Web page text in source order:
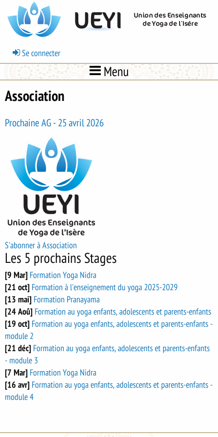
contenu
principal
UEYI
Union des Enseignants
de Yoga de l’Isère
Menu
du
compte
de
l'utilisateur
Se connecter
Menu
Association
Prochaine AG - 25 avril 2026
S'abonner à Association
Les 5 prochains Stages
[9 Mar] Formation Yoga Nidra
[21 oct] Formation à l'enseignement du yoga 2025-2029
[13 mai] Formation Pranayama
[24 Aoû] Formation au yoga enfants, adolescents et parents-enfants
[19 oct] Formation au yoga enfants, adolescents et parents-enfants -
module 2
[21 déc] Formation au yoga enfants, adolescents et parents-enfants
- module 3
[7 Mar] Formation Yoga Nidra
[16 avr] Formation au yoga enfants, adolescents et parents-enfants -
module 4